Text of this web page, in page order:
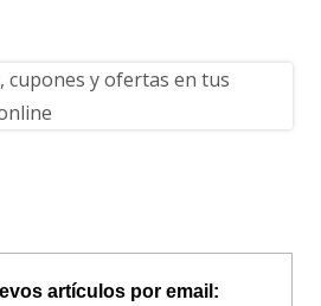
artículos por email: